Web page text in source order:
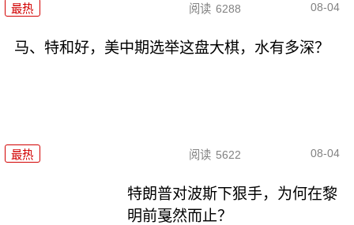
最热 阅读 6288 08-04
马、特和好，美中期选举这盘大棋，水有多深？
最热 阅读 5622 08-04
特朗普对波斯下狠手，为何在黎
明前戛然而止？